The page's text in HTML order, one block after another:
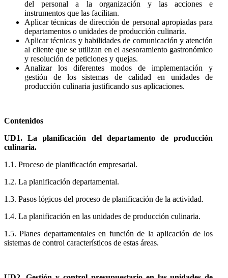
del personal a la organización y las acciones e
instrumentos que las facilitan.
Aplicar técnicas de dirección de personal apropiadas para
departamentos o unidades de producción culinaria.
Aplicar técnicas y habilidades de comunicación y atención
al cliente que se utilizan en el asesoramiento gastronómico
y resolución de peticiones y quejas.
Analizar los diferentes modos de implementación y
gestión de los sistemas de calidad en unidades de
producción culinaria justificando sus aplicaciones.
Contenidos
UD1. La planificación del departamento de producción
culinaria.
1.1. Proceso de planificación empresarial.
1.2. La planificación departamental.
1.3. Pasos lógicos del proceso de planificación de la actividad.
1.4. La planificación en las unidades de producción culinaria.
1.5. Planes departamentales en función de la aplicación de los
sistemas de control característicos de estas áreas.